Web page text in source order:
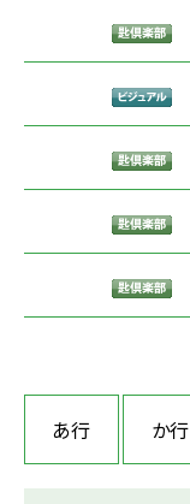
あ行 か行